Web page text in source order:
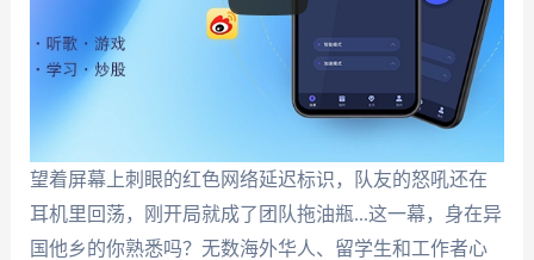
望着屏幕上刺眼的红色网络延迟标识，队友的怒吼还在
耳机里回荡，刚开局就成了团队拖油瓶...这一幕，身在异
国他乡的你熟悉吗？无数海外华人、留学生和工作者心